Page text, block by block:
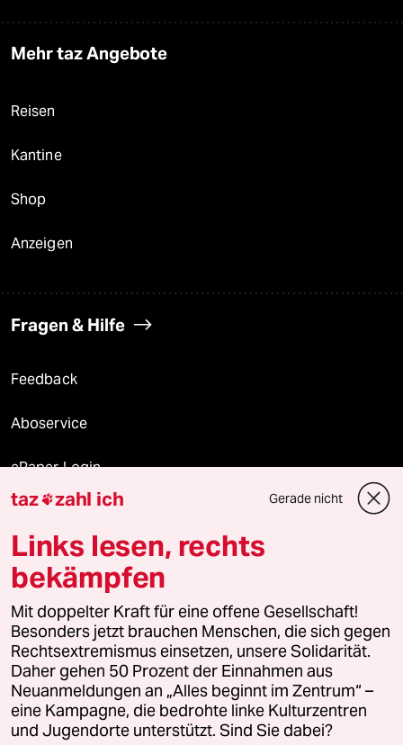
Mehr taz Angebote
Reisen
Kantine
Shop
Anzeigen
Fragen & Hilfe
Feedback
Aboservice
ePaper Login
Downloads für Abonnierende
© 2026 taz Verlags und Vertriebs GmbH
Alle Rechte vorbehalten. Bei rechtlichen Fragen oder für Genehmigungen
wenden Sie sich bitte an
lizenzen@taz.de
Feedback Redaktionsstatut Kommune-Richtlinien
Leitlinie Informant Datenschutz Impressum AGB
taz zahl ich Gerade nicht
Links lesen, rechts
bekämpfen
Mit doppelter Kraft für eine offene Gesellschaft!
Besonders jetzt brauchen Menschen, die sich gegen
Rechtsextremismus einsetzen, unsere Solidarität.
Daher gehen 50 Prozent der Einnahmen aus
Neuanmeldungen an „Alles beginnt im Zentrum“ –
eine Kampagne, die bedrohte linke Kulturzentren
und Jugendorte unterstützt. Sind Sie dabei?